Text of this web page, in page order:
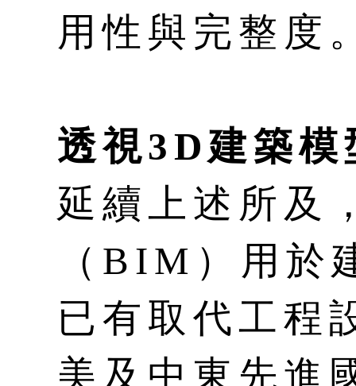
用性與完整度
透視3D建築
延續上述所及
（BIM）用於
已有取代工程
美及中東先進